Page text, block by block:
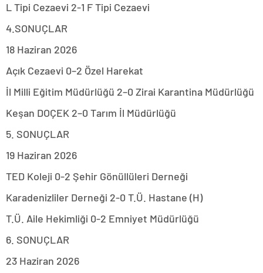
L Tipi Cezaevi 2-1 F Tipi Cezaevi
4.SONUÇLAR
18 Haziran 2026
Açık Cezaevi 0–2 Özel Harekat
İl Milli Eğitim Müdürlüğü 2–0 Zirai Karantina Müdürlüğü
Keşan DOÇEK 2–0 Tarım İl Müdürlüğü
5. SONUÇLAR
19 Haziran 2026
TED Koleji 0-2 Şehir Gönüllüleri Derneği
Karadenizliler Derneği 2-0 T.Ü. Hastane (H)
T.Ü. Aile Hekimliği 0-2 Emniyet Müdürlüğü
6. SONUÇLAR
23 Haziran 2026